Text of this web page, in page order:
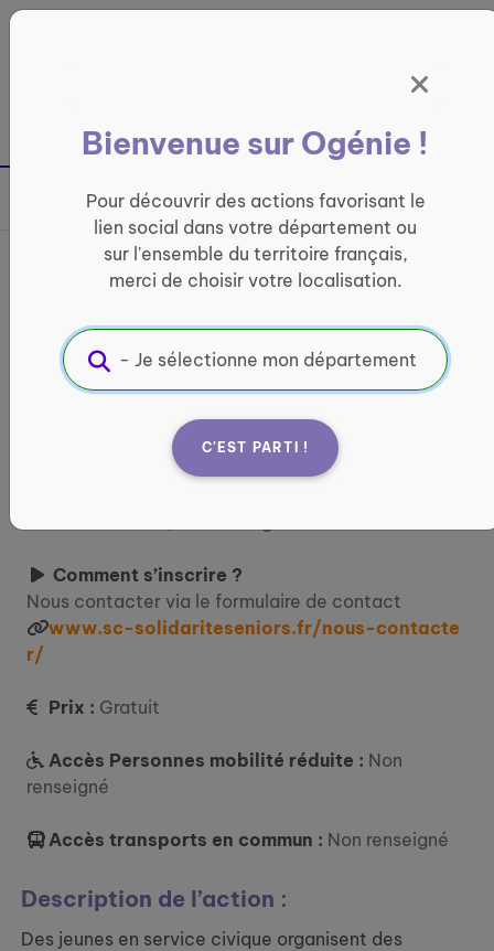
France entière
Bienvenue sur Ogénie !
Pour découvrir des actions favorisant le
lien social dans votre département ou
sur l'ensemble du territoire français,
merci de choisir votre localisation.
C'EST PARTI !
Partager sur
Activités organisées au
CCAS près de chez vous
CONVIVIALITÉ
Informations pratiques :
Comment s’inscrire ?
Nous contacter via le formulaire de contact
www.sc-solidariteseniors.fr/nous-contacte
r/
Prix : Gratuit
Accès Personnes mobilité réduite : Non
renseigné
Accès transports en commun : Non renseigné
Description de l’action :
Des jeunes en service civique organisent des
Panneau de gestion des cookies